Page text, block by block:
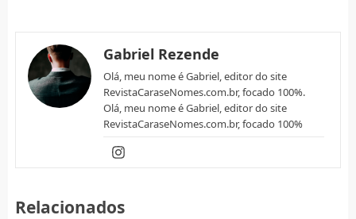
Gabriel Rezende
Olá, meu nome é Gabriel, editor do site
RevistaCaraseNomes.com.br, focado 100%.
Olá, meu nome é Gabriel, editor do site
RevistaCaraseNomes.com.br, focado 100%
Relacionados